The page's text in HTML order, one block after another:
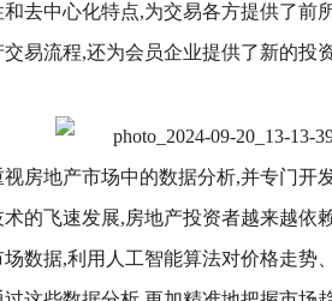
去中心化特点,为交易各方提供了前
易流程,还为会员企业提供了新的投
房地产市场中的数据分析,并专门开
的飞速发展,房地产投资者越来越依
数据,利用人工智能算法对价格走势